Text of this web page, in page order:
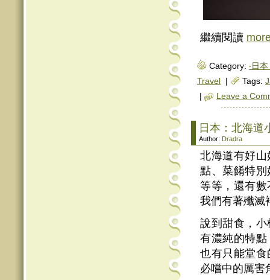
繼續閱讀
Category: ‧日
Travel
Tags:
Leave a
日本：北海道
Author: Dradra
北海道有好
點、菜餚特
等等，還有
我們有著殲滅
說到甜食，
有濃純的特
也有只能堂
必嚐中的厲害